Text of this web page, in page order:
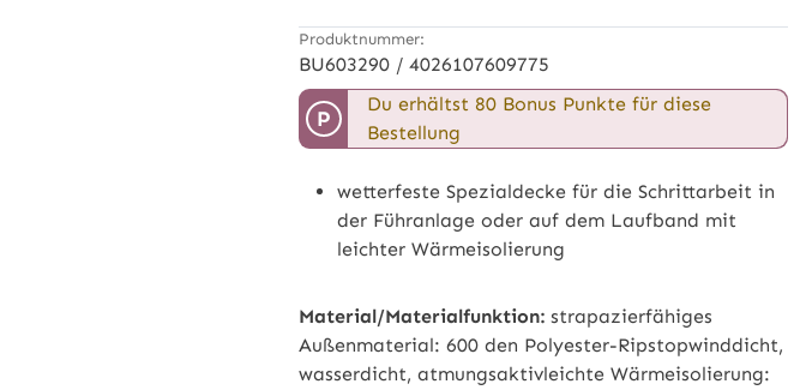
Produktnummer:
BU603290 / 4026107609775
P
Du erhältst 80 Bonus Punkte für diese
Bestellung
wetterfeste Spezialdecke für die Schrittarbeit in
der Führanlage oder auf dem Laufband mit
leichter Wärmeisolierung
Material/Materialfunktion: strapazierfähiges
Außenmaterial: 600 den Polyester-Ripstopwinddicht,
wasserdicht, atmungsaktivleichte Wärmeisolierung: